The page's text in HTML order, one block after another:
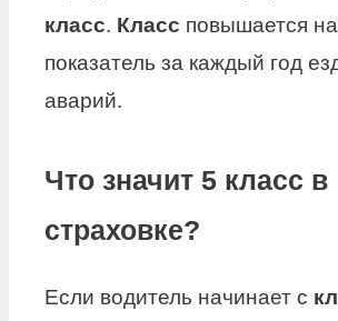
класс. Класс повышается
показатель за каждый год
аварий.
Что значит 5 класс в
страховке?
Если водитель начинает с